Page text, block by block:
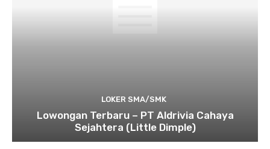
LOKER SMA/SMK
Lowongan Terbaru – PT Aldrivia Cahaya
Sejahtera (Little Dimple)